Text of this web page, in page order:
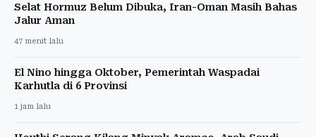
Selat Hormuz Belum Dibuka, Iran-Oman Masih Bahas
Jalur Aman
47 menit lalu
El Nino hingga Oktober, Pemerintah Waspadai
Karhutla di 6 Provinsi
1 jam lalu